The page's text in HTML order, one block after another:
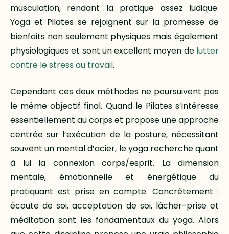
musculation, rendant la pratique assez ludique.
Yoga et Pilates se rejoignent sur la promesse de
bienfaits non seulement physiques mais également
physiologiques et sont un excellent moyen de lutter
contre le stress au travail.
Cependant ces deux méthodes ne poursuivent pas
le même objectif final. Quand le Pilates s’intéresse
essentiellement au corps et propose une approche
centrée sur l’exécution de la posture, nécessitant
souvent un mental d’acier, le yoga recherche quant
à lui la connexion corps/esprit. La dimension
mentale, émotionnelle et énergétique du
pratiquant est prise en compte. Concrètement :
écoute de soi, acceptation de soi, lâcher-prise et
méditation sont les fondamentaux du yoga. Alors